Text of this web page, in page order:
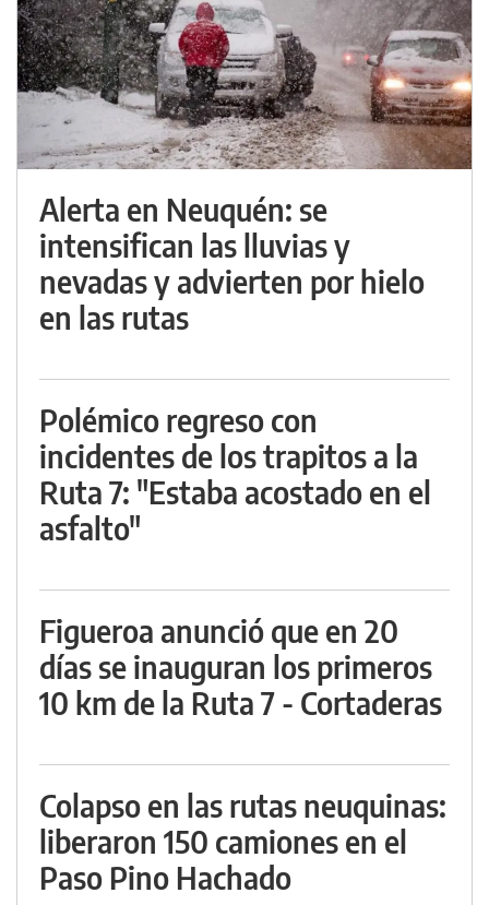
Alerta en Neuquén: se
intensifican las lluvias y
nevadas y advierten por hielo
en las rutas
Polémico regreso con
incidentes de los trapitos a la
Ruta 7: "Estaba acostado en el
asfalto"
Figueroa anunció que en 20
días se inauguran los primeros
10 km de la Ruta 7 - Cortaderas
Colapso en las rutas neuquinas:
liberaron 150 camiones en el
Paso Pino Hachado